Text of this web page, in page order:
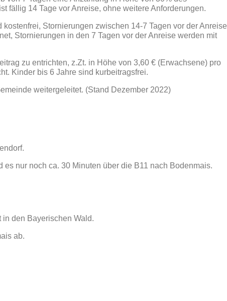
fällig 14 Tage vor Anreise, ohne weitere Anforderungen.
Stornierungen zwischen 14-7 Tagen vor der Anreise
Stornierungen in den 7 Tagen vor der Anreise werden mit
zu entrichten, z.Zt. in Höhe von 3,60 € (Erwachsene) pro
Kinder bis 6 Jahre sind kurbeitragsfrei.
weitergeleitet. (Stand Dezember 2022)
nur noch ca. 30 Minuten über die B11 nach Bodenmais.
den Bayerischen Wald.
ab.